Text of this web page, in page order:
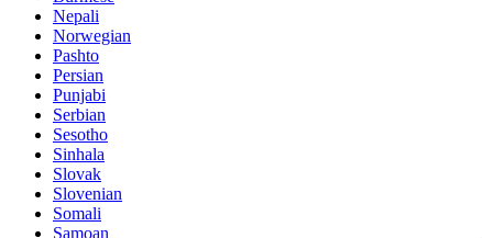
Nepali
Norwegian
Pashto
Persian
Punjabi
Serbian
Sesotho
Sinhala
Slovak
Slovenian
Somali
Samoan